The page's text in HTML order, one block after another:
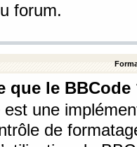
forum.
que le BBCode
est une
de